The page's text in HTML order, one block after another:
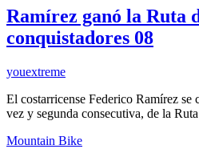
Ramírez ganó la Ruta
conquistadores 08
youextreme
El costarricense Federico Ramírez se
vez y segunda consecutiva, de la
Mountain Bike